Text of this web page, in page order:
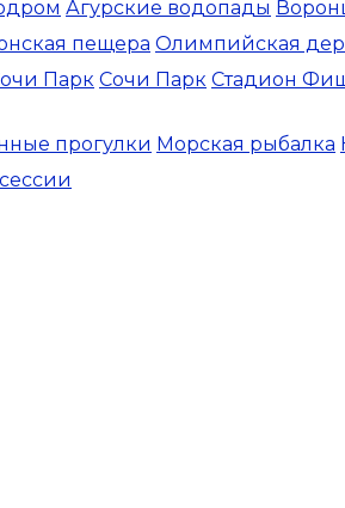
Агурские водопады
пещера Олимпийская
Парк Сочи Парк Стадион
прогулки Морская рыбалка